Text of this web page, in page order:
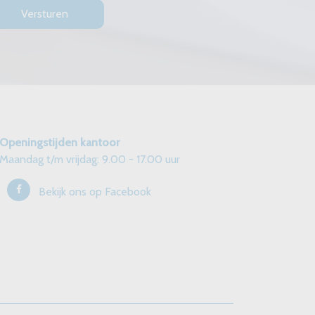
Openingstijden kantoor
Maandag t/m vrijdag: 9.00 - 17.00 uur
Bekijk ons op Facebook